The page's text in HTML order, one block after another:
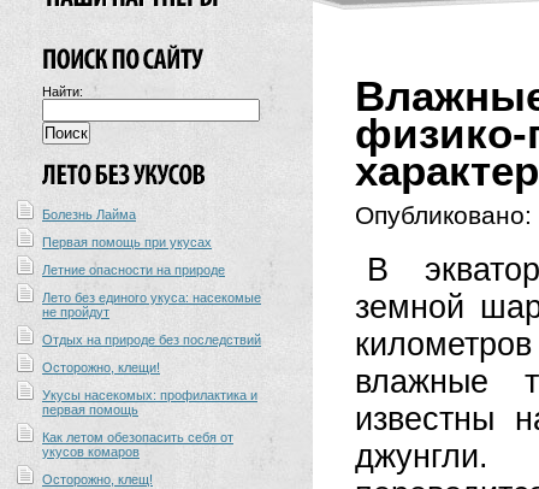
Найти:
Болезнь Лайма
Первая помощь при укусах
Летние опасности на природе
Лето без единого укуса: насекомые
не пройдут
Отдых на природе без последствий
Осторожно, клещи!
Укусы насекомых: профилактика и
первая помощь
Как летом обезопасить себя от
укусов комаров
Осторожно, клещ!
физико-
Опубликовано:
В
земной
влажные
известны